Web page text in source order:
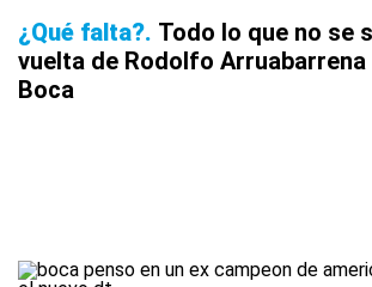
¿Qué falta? Todo lo que no se
vuelta de Rodolfo Arruabarrena
Boca